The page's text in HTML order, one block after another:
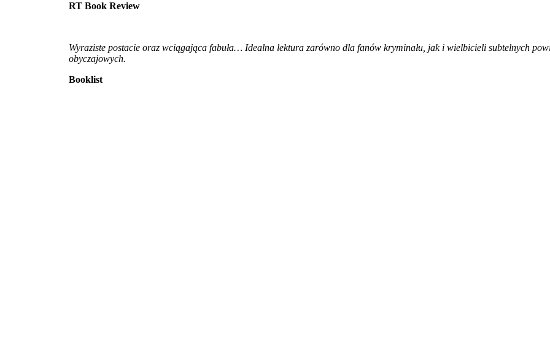
RT Book Review
Wyraziste postacie oraz wciągająca fabuła… Idealna lektura zarówno dla fanów kryminału, jak i wielbicieli subtelnych
obyczajowych.
Booklist